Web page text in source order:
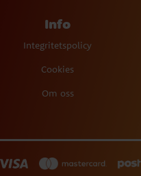
Info
Integritetspolicy
Cookies
Om oss